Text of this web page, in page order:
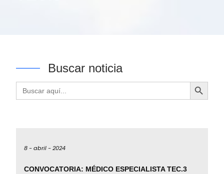
Buscar noticia
Buscar: Botón de búsqueda
8 -abril -2024
CONVOCATORIA: MÉDICO ESPECIALISTA TEC.3